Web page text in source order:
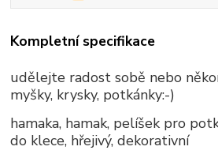
Kompletní specifikace
udělejte radost sobě nebo
myšky, krysky, potkánky:-)
hamaka, hamak, pelíšek pro
do klece, hřejivý, dekorativní